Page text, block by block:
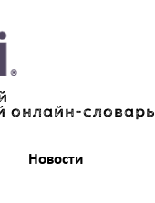
онлайн-словарь
Новости